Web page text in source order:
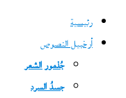
رئيسية
أرخبيل النصوص
جُذمور الشعر
جسدُ السرد